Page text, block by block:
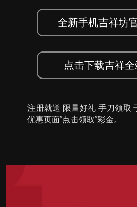
全新手机吉祥坊
点击下载吉祥全
注册就送 限量好礼 手刀领取
优惠页面”点击领取”彩金。